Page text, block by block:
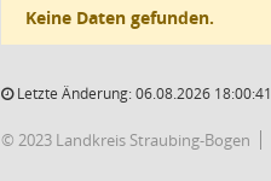
Keine Daten gefunden.
Letzte Änderung: 06.08.2026 18:00:41
© 2023 Landkreis Straubing-Bogen